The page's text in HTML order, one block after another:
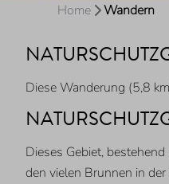
Home Wandern
Diese Wanderung (5,8
Dieses Gebiet,
den vielen Brunnen in